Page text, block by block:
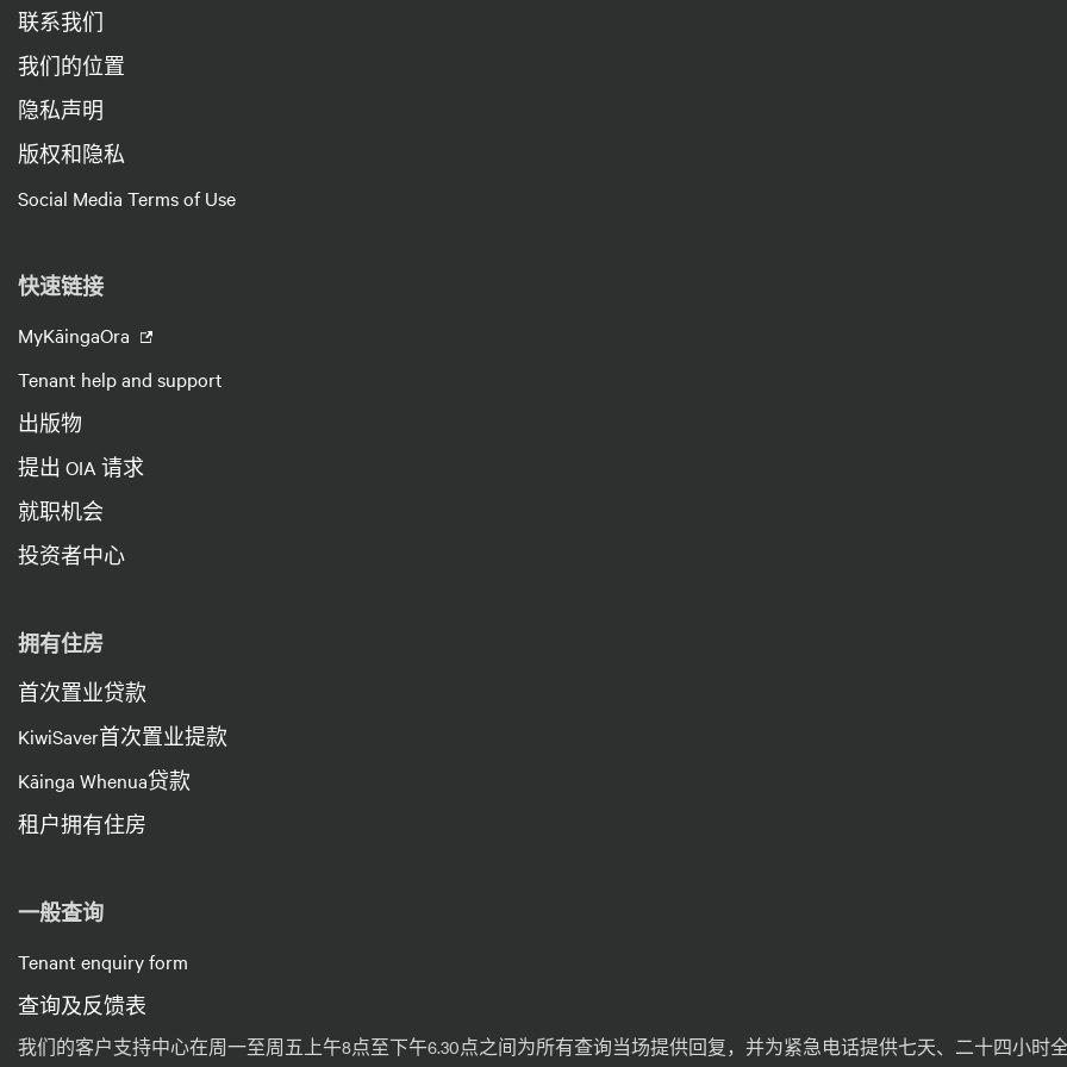
联系我们
我们的位置
隐私声明
版权和隐私
Social Media Terms of Use
快速链接
MyKāingaOra
Tenant help and support
出版物
提出 OIA 请求
就职机会
投资者中心
拥有住房
首次置业贷款
KiwiSaver首次置业提款
Kāinga Whenua贷款
租户拥有住房
一般查询
Tenant enquiry form
查询及反馈表
我们的客户支持中心在周一至周五上午8点至下午6.30点之间为所有查询当场提供回复，并为紧急电话提供七天、二十四小时